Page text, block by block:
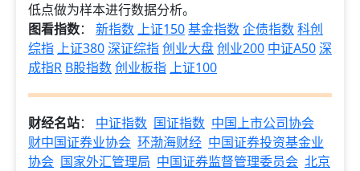
低点做为样本进行数据分析。
图看指数： 新指数 上证150基金指数企债指数科创
综指 上证380深证综指创业大盘创业200 中证A50深
成指R B股指数创业板指 上证100
财经名站： 中证指数 国证指数 中国上市公司协会
财中国证券业协会 环渤海财经 中国证券投资基金业
协会 国家外汇管理局 中国证券监督管理委员会 北京